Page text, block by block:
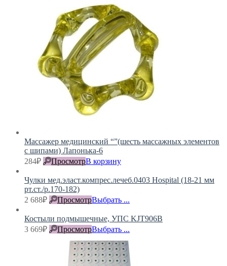
Массажер медицинский “”(шесть массажных элементов
с шипами) Лапонька-6
284₽ ПросмотрВ корзину
Чулки мед.эласт.компрес.лечеб.0403 Hospital (18-21 мм
рт.ст./р.170-182)
2 688₽ ПросмотрВыбрать ...
Костыли подмышечные, УПС KJT906B
3 669₽ ПросмотрВыбрать ...